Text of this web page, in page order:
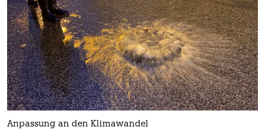
Anpassung an den Klimawandel